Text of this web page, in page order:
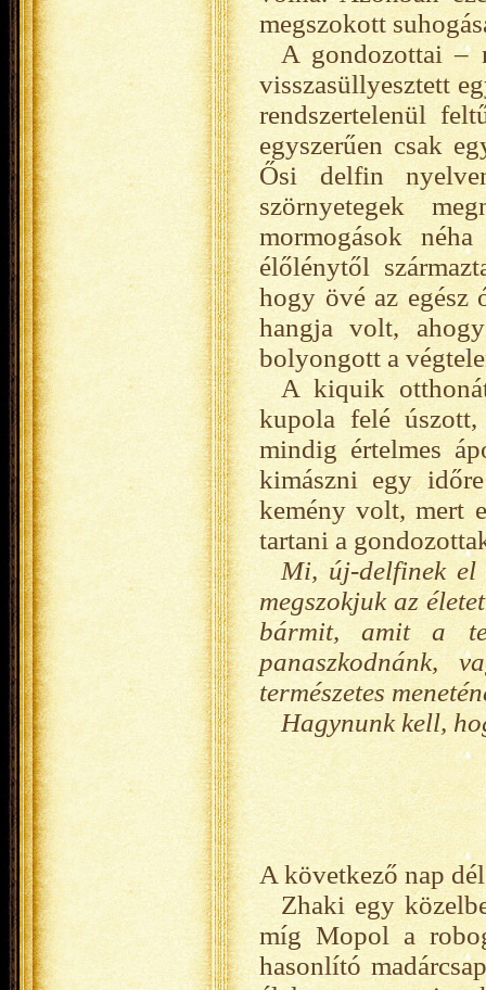
megszokott
A gondozottai –
visszasüllyesztett
rendszertelenül
egyszerűen csak
Ősi delfin
szörnyetegek
mormogások
élőlénytől
hogy övé az egész
hangja volt,
bolyongott a
A kiquik
kupola felé
mindig értelmes
kimászni egy
kemény volt, mert
tartani a
Mi, új-delfinek el
megszokjuk az
bármit, amit a
panaszkodnánk,
természetes
Hagynunk kell,
A következő nap
Zhaki egy
míg Mopol a
hasonlító